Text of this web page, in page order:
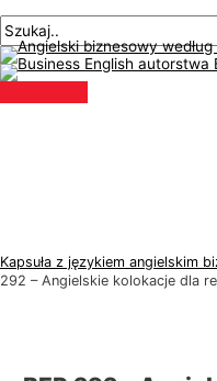
do
treści
główne
Kapsuła z językiem angielskim
292 – Angielskie kolokacje dla
po
wpisach
tutaj..
mail*
T
e
m
a
ę
S
z
u
k